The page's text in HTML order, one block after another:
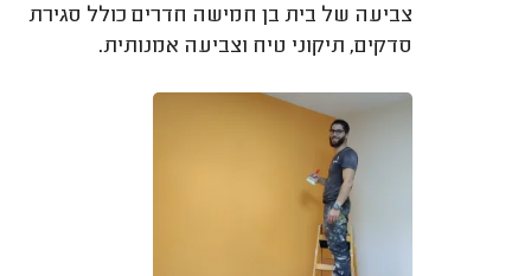
צביעה של בית בן חמישה חדרים כולל סגירת
סדקים, תיקוני טיח וצביעה אמנותית.